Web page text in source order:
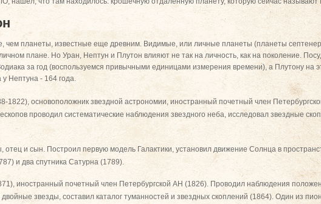
чем планеты, известные еще древним. Видимые, или личные планеты (планеты
плане. Но Уран, Нептун и Плутон влияют не так на личность, как на поколение.
за год (воспользуемся привычными единицами измерения времени), а Плутону на
Нептуна - 164 года.
1822), основоположник звездной астрономии, иностранный почетный член
проводил систематические наблюдения звездного неба, исследовал звездные
отец и сын. Построил первую модель Галактики, установил движение Солнца в
и два спутника Сатурна (1789).
иностранный почетный член Петербургской АН (1826). Проводил наблюдения
звезды, составил каталог туманностей и звездных скоплений (1864). Один из